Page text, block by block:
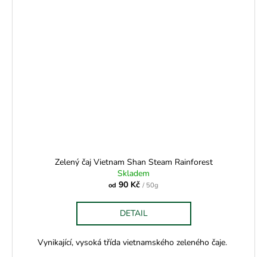
Zelený čaj Vietnam Shan Steam Rainforest
Skladem
od 90 Kč / 50g
DETAIL
Vynikající, vysoká třída vietnamského zeleného čaje.